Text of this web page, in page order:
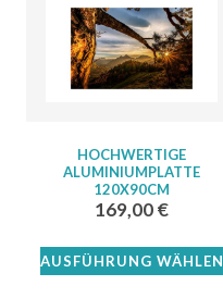
HOCHWERTIGE
ALUMINIUMPLATTE
120X90CM
169,00€
AUSFÜHRUNG WÄHLEN